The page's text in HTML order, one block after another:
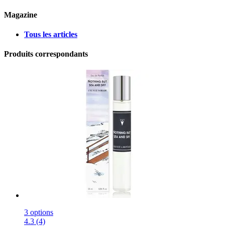
Magazine
Tous les articles
Produits correspondants
3 options
4.3 (4)